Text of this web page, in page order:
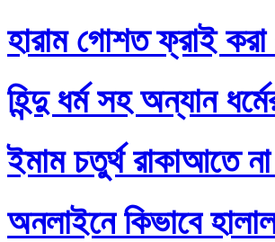
হারাম গোশত ফ্রাই
হিন্দু ধর্ম সহ অন্যান
ইমাম চতুর্থ রাকাআতে
অনলাইনে কিভাবে